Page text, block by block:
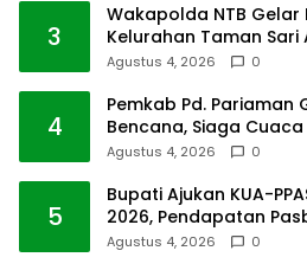
3
Wakapolda NTB
Kelurahan Taman Sari
Agustus 4, 2026 0
4
Pemkab Pd.
Bencana, Siaga
Agustus 4, 2026 0
5
Bupati Ajukan KUA-
2026, Pendapatan
Agustus 4, 2026 0